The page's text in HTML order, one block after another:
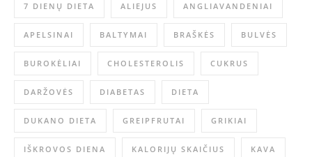
7 DIENŲ DIETA ALIEJUS ANGLIAVANDENIAI
APELSINAI BALTYMAI BRAŠKĖS BULVĖS
BUROKĖLIAI CHOLESTEROLIS CUKRUS
DARŽOVĖS DIABETAS DIETA
DUKANO DIETA GREIPFRUTAI GRIKIAI
IŠKROVOS DIENA KALORIJŲ SKAIČIUS KAVA